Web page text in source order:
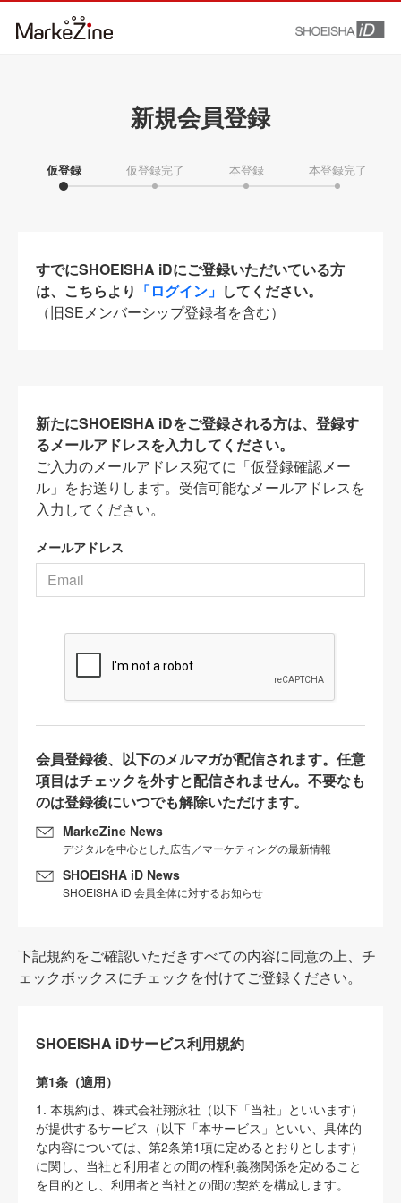
新規会員登録
仮登録 仮登録完了 本登録 本登録完了
すでにSHOEISHA iDにご登録いただいている方
は、こちらより 「ログイン」 してください。
（旧SEメンバーシップ登録者を含む）
新たにSHOEISHA iDをご登録される方は、登録す
るメールアドレスを入力してください。
ご入力のメールアドレス宛てに「仮登録確認メー
ル」をお送りします。受信可能なメールアドレスを
入力してください。
メールアドレス
会員登録後、以下のメルマガが配信されます。任意
項目はチェックを外すと配信されません。不要なも
のは登録後にいつでも解除いただけます。
MarkeZine News
デジタルを中心とした広告／マーケティングの最新情報
SHOEISHA iD News
SHOEISHA iD 会員全体に対するお知らせ
下記規約をご確認いただきすべての内容に同意の上、チ
ェックボックスにチェックを付けてご登録ください。
SHOEISHA iDサービス利用規約
第1条（適用）
1. 本規約は、株式会社翔泳社（以下「当社」といいます）
が提供するサービス（以下「本サービス」といい、具体的
な内容については、第2条第1項に定めるとおりとします）
に関し、当社と利用者との間の権利義務関係を定めること
を目的とし、利用者と当社との間の契約を構成します。